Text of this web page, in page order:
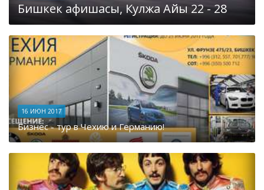
Бишкек афишасы, Кулжа Айы 22 - 28
16 ИЮН 2017
Бизнес - тур в Чехию и Германию!